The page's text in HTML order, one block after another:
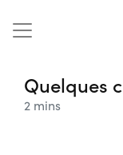
Quelques
2 mins